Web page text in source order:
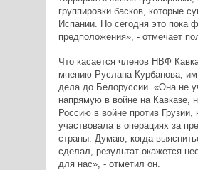
группировки басков, которые
Испании. Но сегодня это пока
предположения», - отмечает
Что касается членов НВФ
мнению Руслана Курбанова, им
дела до Белоруссии. «Она не
напрямую в войне на Кавказе,
Россию в войне против Грузии,
участвовала в операциях за
страны. Думаю, когда
сделал, результат окажется
для нас», - отметил он.